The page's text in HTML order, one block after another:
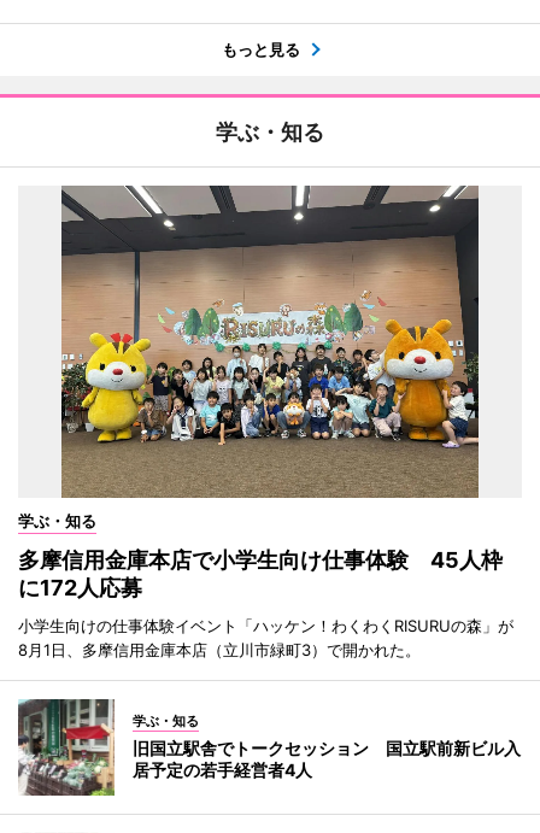
もっと見る
学ぶ・知る
学ぶ・知る
多摩信用金庫本店で小学生向け仕事体験 45人枠
に172人応募
小学生向けの仕事体験イベント「ハッケン！わくわくRISURUの森」が
8月1日、多摩信用金庫本店（立川市緑町3）で開かれた。
学ぶ・知る
旧国立駅舎でトークセッション 国立駅前新ビル入
居予定の若手経営者4人